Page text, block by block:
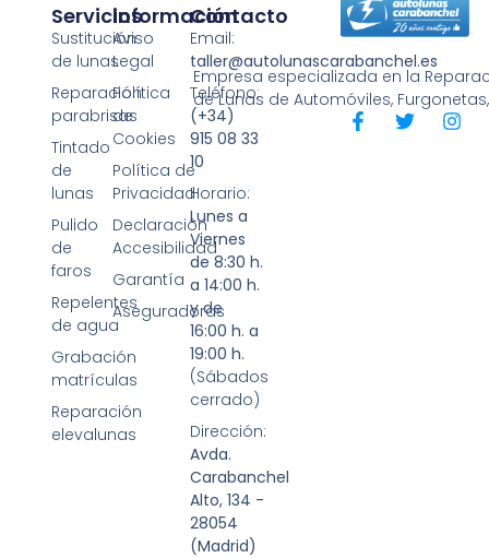
Empresa especializada en la
de Lunas de Automóviles,
Servicios
Sustitución
de lunas
Reparación
parabrisas
Tintado
de
lunas
Pulido
de
faros
Repelentes
de agua
Grabación
matrículas
Reparación
elevalunas
Información
Aviso
Legal
Política
de
Cookies
Política de
Privacidad
Declaración
Accesibilidad
Garantía
Aseguradoras
Contacto
Email:
taller@autolunascarabanchel.es
Teléfono:
(+34)
915 08 33
10
Horario:
Lunes a
Viernes
de 8:30 h.
a 14:00 h.
y de
16:00 h. a
19:00 h.
(Sábados
cerrado)
Dirección:
Avda.
Carabanchel
Alto, 134 -
28054
(Madrid)